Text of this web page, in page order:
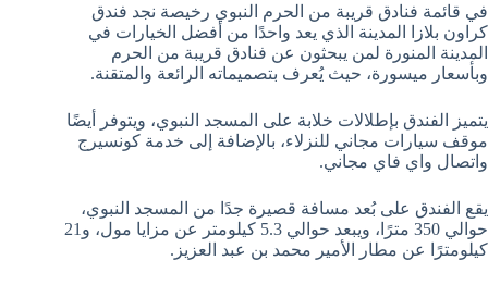
في قائمة فنادق قريبة من الحرم النبوي رخيصة نجد فندق
كراون بلازا المدينة الذي يعد واحدًا من أفضل الخيارات في
المدينة المنورة لمن يبحثون عن فنادق قريبة من الحرم
وبأسعار ميسورة، حيث يُعرف بتصميماته الرائعة والمتقنة.
يتميز الفندق بإطلالات خلابة على المسجد النبوي، ويتوفر أيضًا
موقف سيارات مجاني للنزلاء، بالإضافة إلى خدمة كونسيرج
واتصال واي فاي مجاني.
يقع الفندق على بُعد مسافة قصيرة جدًا من المسجد النبوي،
حوالي 350 مترًا، ويبعد حوالي 5.3 كيلومتر عن مزايا مول، و21
كيلومترًا عن مطار الأمير محمد بن عبد العزيز.